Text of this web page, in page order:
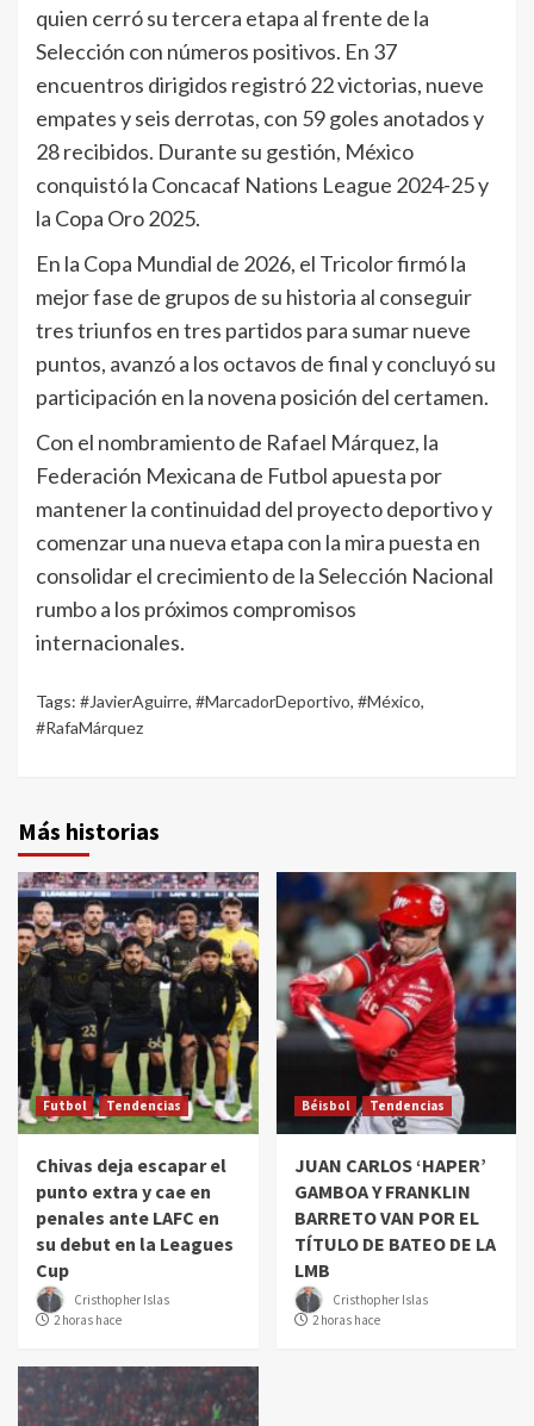
quien cerró su tercera etapa al frente de la
Selección con números positivos. En 37
encuentros dirigidos registró 22 victorias, nueve
empates y seis derrotas, con 59 goles anotados y
28 recibidos. Durante su gestión, México
conquistó la Concacaf Nations League 2024-25 y
la Copa Oro 2025.
En la Copa Mundial de 2026, el Tricolor firmó la
mejor fase de grupos de su historia al conseguir
tres triunfos en tres partidos para sumar nueve
puntos, avanzó a los octavos de final y concluyó su
participación en la novena posición del certamen.
Con el nombramiento de Rafael Márquez, la
Federación Mexicana de Futbol apuesta por
mantener la continuidad del proyecto deportivo y
comenzar una nueva etapa con la mira puesta en
consolidar el crecimiento de la Selección Nacional
rumbo a los próximos compromisos
internacionales.
Tags: #JavierAguirre, #MarcadorDeportivo, #México,
#RafaMárquez
Más historias
Futbol Tendencias
Chivas deja escapar el
punto extra y cae en
penales ante LAFC en
su debut en la Leagues
Cup
Cristhopher Islas
2 horas hace
Béisbol Tendencias
JUAN CARLOS ‘HAPER’
GAMBOA Y FRANKLIN
BARRETO VAN POR EL
TÍTULO DE BATEO DE LA
LMB
Cristhopher Islas
2 horas hace